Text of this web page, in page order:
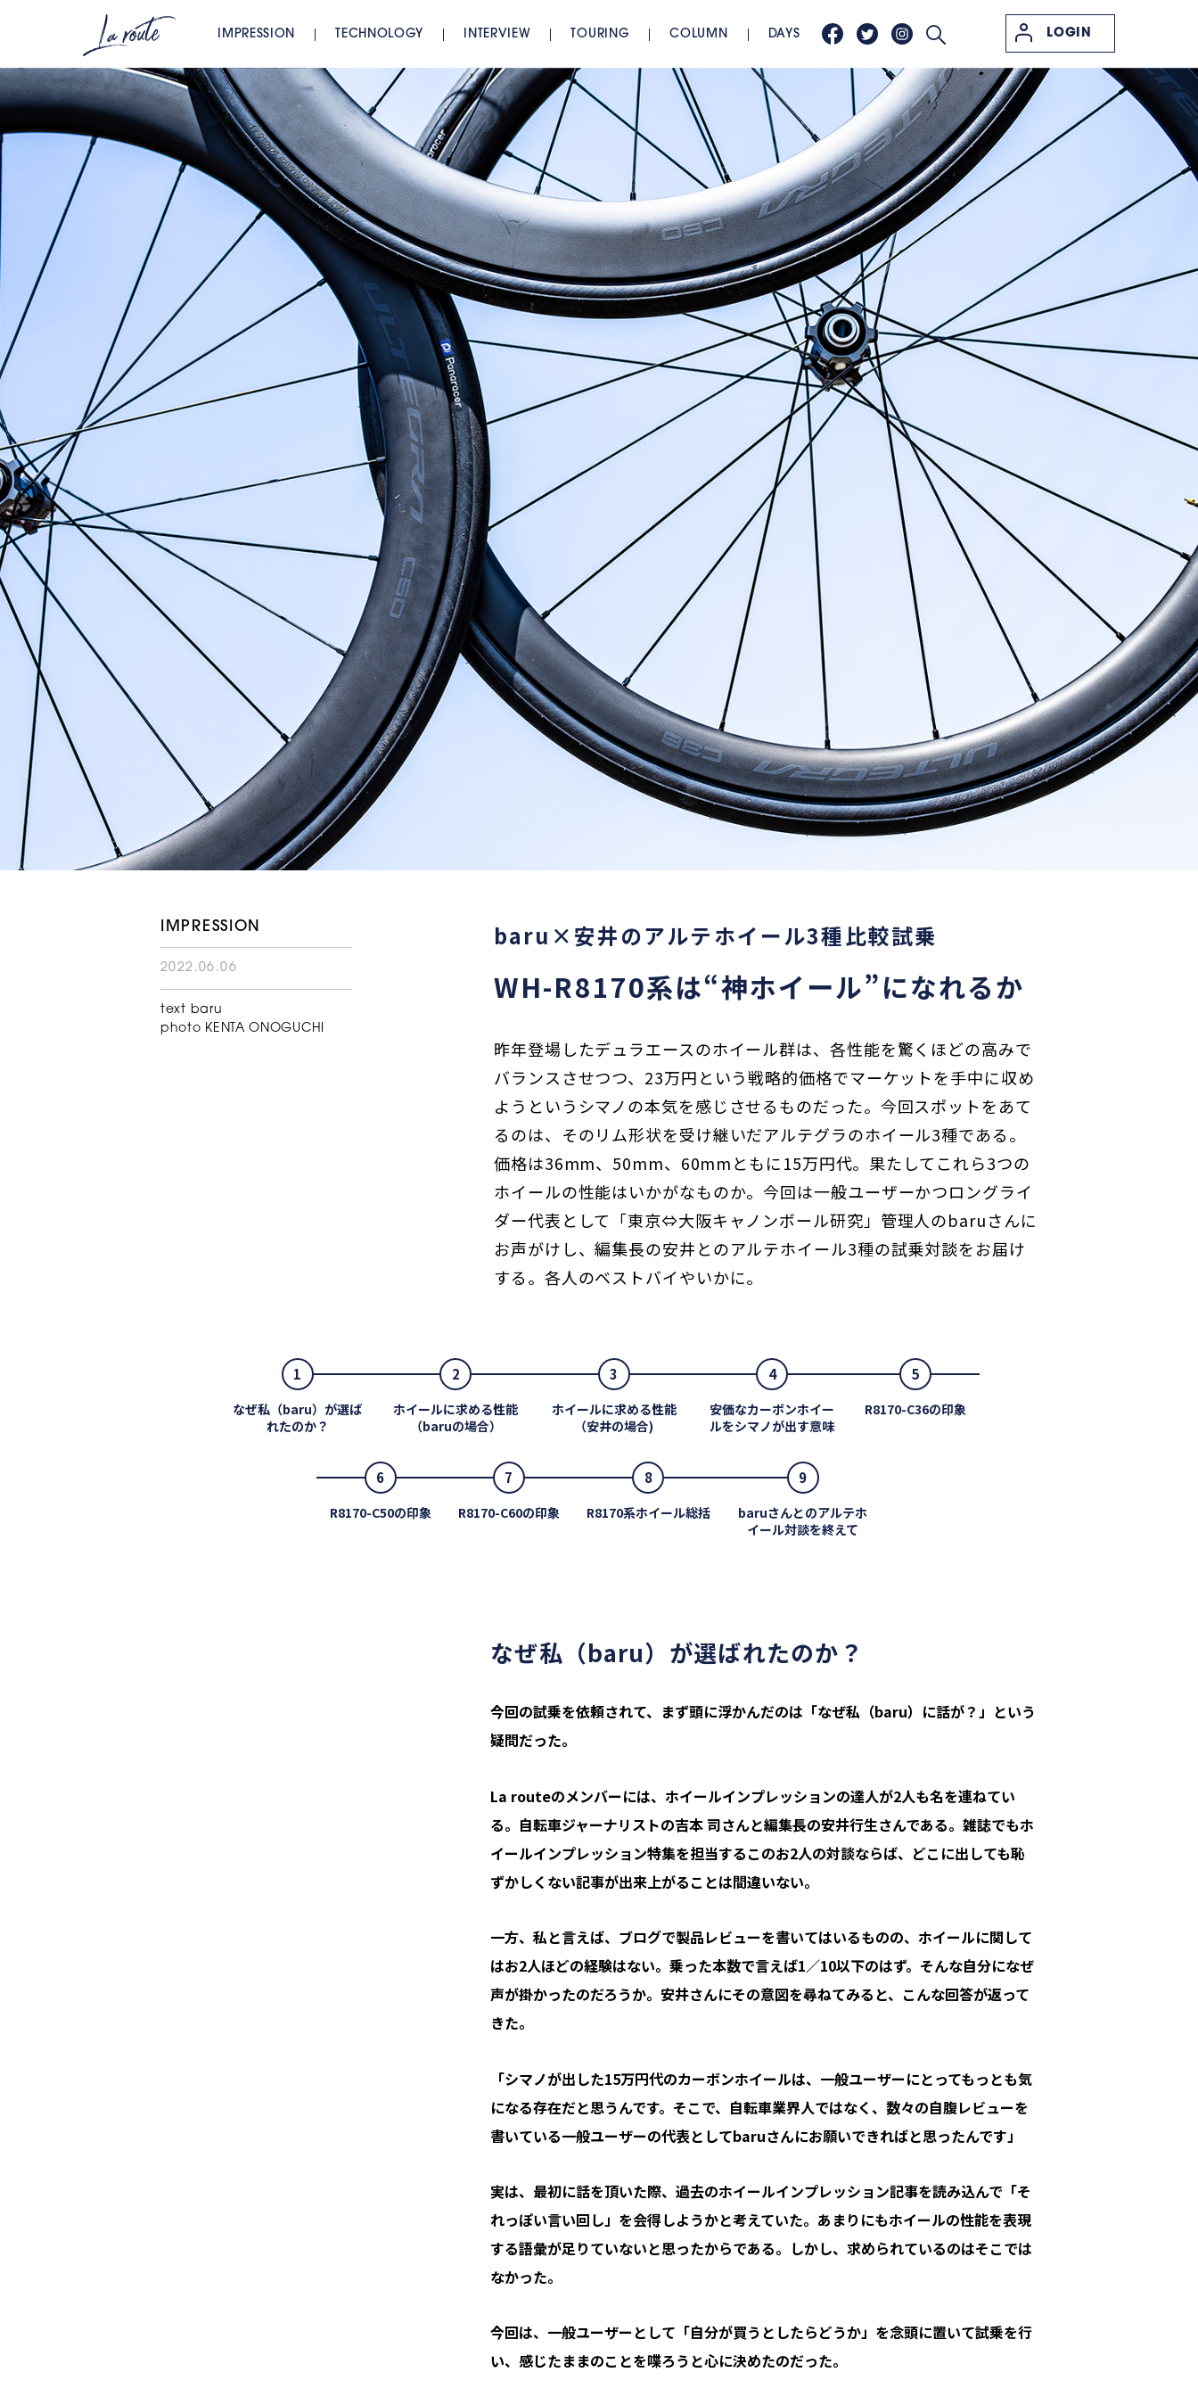
IMPRESSION TECHNOLOGY INTERVIEW TOURING COLUMN DAYS LOGIN
IMPRESSION
2022.06.06
text baru
photo KENTA ONOGUCHI
baru×安井のアルテホイール3種比較試乗
WH-R8170系は“神ホイール”になれるか
昨年登場したデュラエースのホイール群は、各性能を驚くほどの高みで
バランスさせつつ、23万円という戦略的価格でマーケットを手中に収め
ようというシマノの本気を感じさせるものだった。今回スポットをあて
るのは、そのリム形状を受け継いだアルテグラのホイール3種である。
価格は36mm、50mm、60mmともに15万円代。果たしてこれら3つの
ホイールの性能はいかがなものか。今回は一般ユーザーかつロングライ
ダー代表として「東京⇔大阪キャノンボール研究」管理人のbaruさんに
お声がけし、編集長の安井とのアルテホイール3種の試乗対談をお届け
する。各人のベストバイやいかに。
1
なぜ私（baru）が選ば
れたのか？
2
ホイールに求める性能
（baruの場合）
3
ホイールに求める性能
（安井の場合)
4
安価なカーボンホイー
ルをシマノが出す意味
5
R8170-C36の印象
6
R8170-C50の印象
7
R8170-C60の印象
8
R8170系ホイール総括
9
baruさんとのアルテホ
イール対談を終えて
なぜ私（baru）が選ばれたのか？
今回の試乗を依頼されて、まず頭に浮かんだのは「なぜ私（baru）に話が？」という
疑問だった。
La routeのメンバーには、ホイールインプレッションの達人が2人も名を連ねてい
る。自転車ジャーナリストの吉本 司さんと編集長の安井行生さんである。雑誌でもホ
イールインプレッション特集を担当するこのお2人の対談ならば、どこに出しても恥
ずかしくない記事が出来上がることは間違いない。
一方、私と言えば、ブログで製品レビューを書いてはいるものの、ホイールに関して
はお2人ほどの経験はない。乗った本数で言えば1／10以下のはず。そんな自分になぜ
声が掛かったのだろうか。安井さんにその意図を尋ねてみると、こんな回答が返って
きた。
「シマノが出した15万円代のカーボンホイールは、一般ユーザーにとってもっとも気
になる存在だと思うんです。そこで、自転車業界人ではなく、数々の自腹レビューを
書いている一般ユーザーの代表としてbaruさんにお願いできればと思ったんです」
実は、最初に話を頂いた際、過去のホイールインプレッション記事を読み込んで「そ
れっぽい言い回し」を会得しようかと考えていた。あまりにもホイールの性能を表現
する語彙が足りていないと思ったからである。しかし、求められているのはそこでは
なかった。
今回は、一般ユーザーとして「自分が買うとしたらどうか」を念頭に置いて試乗を行
い、感じたままのことを喋ろうと心に決めたのだった。